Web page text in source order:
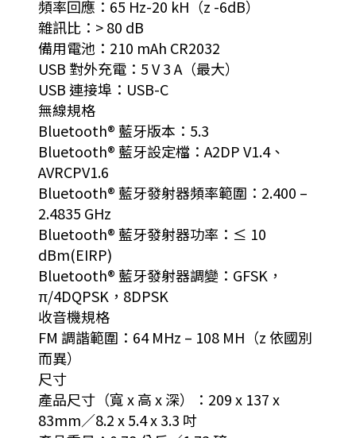
頻率回應：65 Hz-20 kH（z -6dB）
雜訊比：> 80 dB
備用電池：210 mAh CR2032
USB 對外充電：5 V 3 A（最大）
USB 連接埠：USB-C
無線規格
Bluetooth® 藍牙版本：5.3
Bluetooth® 藍牙設定檔：A2DP V1.4、
AVRCPV1.6
Bluetooth® 藍牙發射器頻率範圍：2.400 –
2.4835 GHz
Bluetooth® 藍牙發射器功率：≤ 10
dBm(EIRP)
Bluetooth® 藍牙發射器調變：GFSK，
π/4DQPSK，8DPSK
收音機規格
FM 調諧範圍：64 MHz – 108 MH（z 依國別
而異）
尺寸
產品尺寸（寬 x 高 x 深）：209 x 137 x
83mm／8.2 x 5.4 x 3.3 吋